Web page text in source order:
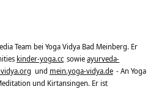
Team bei Yoga Vidya Bad Meinberg. Er
kinder-yoga.cc sowieayurveda-
und mein.yoga-vidya.de - An Yoga
und Kirtansingen. Er ist